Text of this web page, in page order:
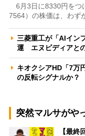
6月3日に8330円をつ
7564）の株価は、わず
三菱重工が「AIイン
運 エヌビディアと
キオクシアHD「7万
の反転シグナルか
突然マルサがや
【最